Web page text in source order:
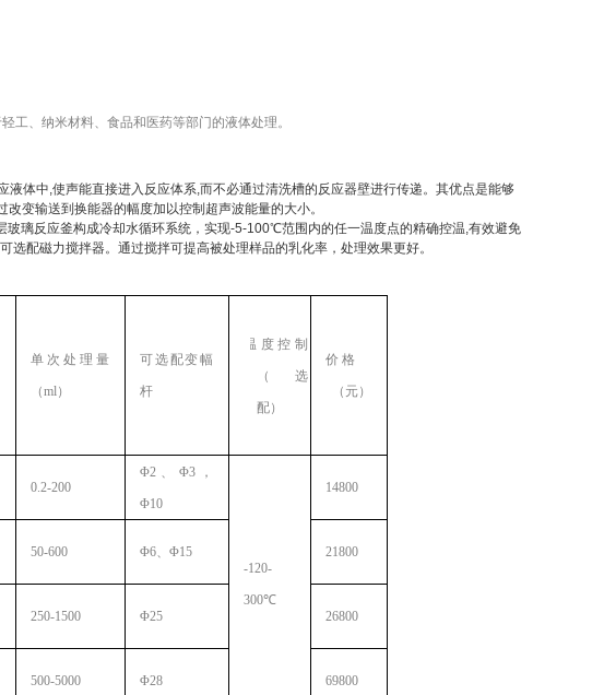
工、纳米材料、食品和医药等部门的液体处理。
液体中,使声能直接进入反应体系,而不必通过清洗槽的反应器壁进行传递。其优点是能够
变输送到换能器的幅度加以控制超声波能量的大小。
璃反应釜构成冷却水循环系统，实现-5-100℃范围内的任一温度点的精确控温,有效避免
配磁力搅拌器。通过搅拌可提高被处理样品的乳化率，处理效果更好。
单次处理量
（ml）
可选配变幅
杆
温度控制
（选
配）
价 格
（ 元）
0.2-200
Φ2、 Φ3，
Φ10
-120-
300℃
14800
50-600 Φ6、 Φ15 21800
250-1500 Φ25 26800
500-5000 Φ28 69800